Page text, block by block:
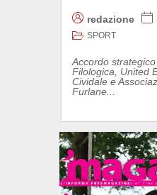
redazione
SPORT
Accordo
Filologica, United
Cividale e
Furlane...